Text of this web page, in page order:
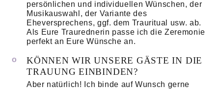
persönlichen und individuellen Wünschen, der
Musikauswahl, der Variante des
Eheversprechens, ggf. dem Trauritual usw. ab.
Als Eure Traurednerin passe ich die Zeremonie
perfekt an Eure Wünsche an.
KÖNNEN WIR UNSERE GÄSTE IN DIE
TRAUUNG EINBINDEN?
Aber natürlich! Ich binde auf Wunsch gerne